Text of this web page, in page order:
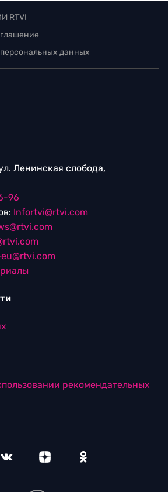
RTVI
данных
Ленинская слобода,
96
Infortvi@rtvi.com
рекомендательных